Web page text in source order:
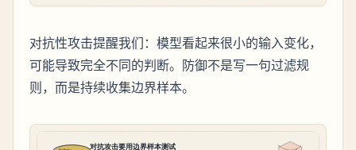
对抗性攻击提醒我们：模型看起来很小的输入变化，
可能导致完全不同的判断。防御不是写一句过滤规
则，而是持续收集边界样本。